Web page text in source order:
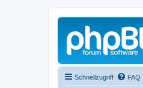
Schnellzugriff FAQ